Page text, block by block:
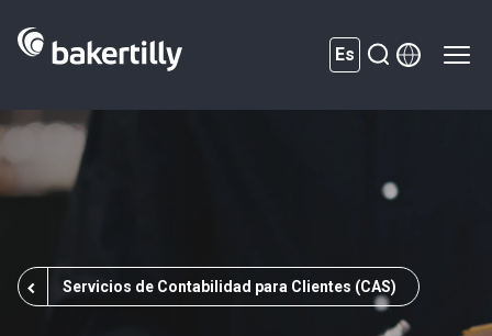
Es
Servicios de Contabilidad para Clientes (CAS)